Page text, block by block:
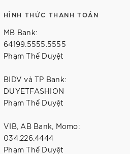
HÌNH THỨC THANH TOÁN
MB Bank:
64199.5555.5555
Phạm Thế Duyệt
BIDV và TP Bank:
DUYETFASHION
Phạm Thế Duyệt
VIB, AB Bank, Momo:
034.226.4444
Phạm Thế Duyệt